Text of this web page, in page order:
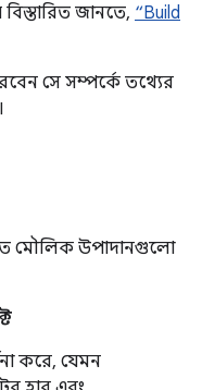
জানতে, “Build
সে সম্পর্কে তথ্যের
মৌলিক উপাদানগুলো
করে, যেমন